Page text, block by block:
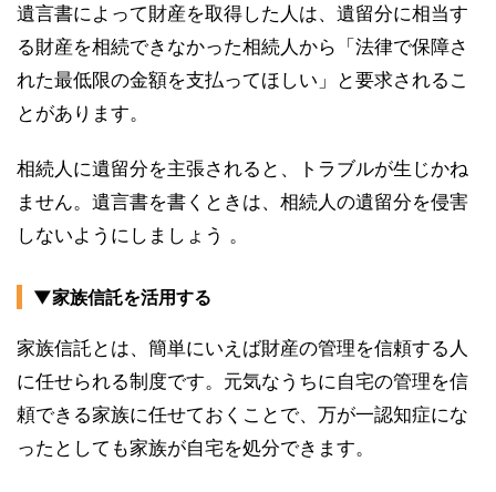
遺言書によって財産を取得した人は、遺留分に相当す
る財産を相続できなかった相続人から「法律で保障さ
れた最低限の金額を支払ってほしい」と要求されるこ
とがあります。
相続人に遺留分を主張されると、トラブルが生じかね
ません。遺言書を書くときは、相続人の遺留分を侵害
しないようにしましょう 。
▼家族信託を活用する
家族信託とは、簡単にいえば財産の管理を信頼する人
に任せられる制度です。元気なうちに自宅の管理を信
頼できる家族に任せておくことで、万が一認知症にな
ったとしても家族が自宅を処分できます。